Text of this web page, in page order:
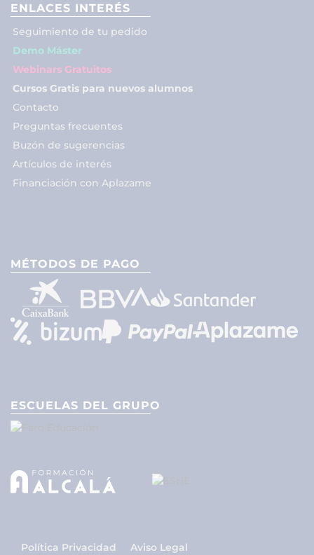
ENLACES INTERÉS
Seguimiento de tu pedido
Demo Máster
Webinars Gratuitos
Cursos Gratis para nuevos alumnos
Contacto
Preguntas frecuentes
Buzón de sugerencias
Artículos de interés
Financiación con Aplazame
MÉTODOS DE PAGO
ESCUELAS DEL GRUPO
Política Privacidad Aviso Legal